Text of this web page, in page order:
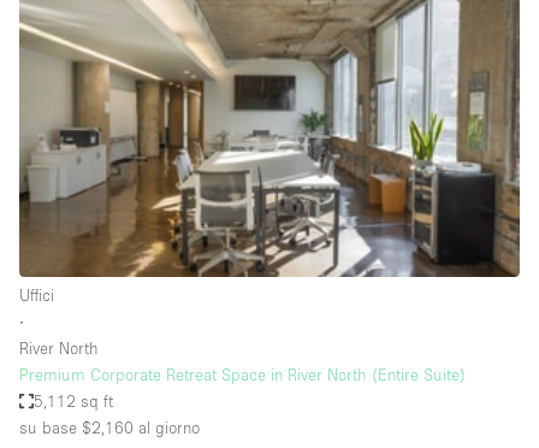
Container
Fiera/festival
Galleria d'arte
Hall
Imbarcazione
Magazzino
Negozio in centro commerciale
Sala conferenze
Sala riunioni
Uffici
∙
River North
Premium Corporate Retreat Space in River North (Entire Suite)
5,112 sq ft
su base $2,160 al giorno